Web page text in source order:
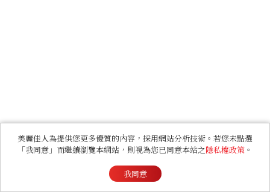
美麗佳人為提供您更多優質的內容，採用網站分析技術。若您未點選
「我同意」而繼續瀏覽本網站，則視為您已同意本站之隱私權政策 。
我同意